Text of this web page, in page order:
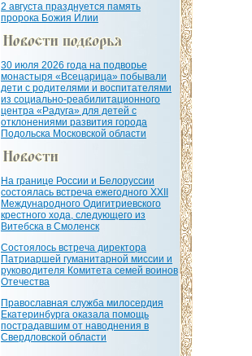
2 августа празднуется память
пророка Божия Илии
30 июля 2026 года на подворье
монастыря «Всецарица» побывали
дети с родителями и воспитателями
из социально-реабилитационного
центра «Радуга» для детей с
отклонениями развития города
Подольска Московской области
На границе России и Белоруссии
состоялась встреча ежегодного XXII
Международного Одигитриевского
крестного хода, следующего из
Витебска в Смоленск
Состоялось встреча директора
Патриаршей гуманитарной миссии и
руководителя Комитета семей воинов
Отечества
Православная служба милосердия
Екатеринбурга оказала помощь
пострадавшим от наводнения в
Свердловской области